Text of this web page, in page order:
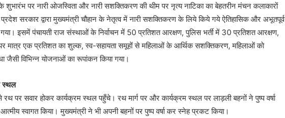
शुभारंभ पर नारी ओजस्विता और नारी सशक्तिकरण की थीम पर नृत्य नाटिका का बेहतरीन मंचन कलाकारों
में प्रदेश सरकार द्वारा मुख्यमंत्री चौहान के नेतृत्व में नारी सशक्तिकरण के लिये किये गये ऐतिहासिक और अभूतपूर्व
इसमें पंचायती राज संस्थाओं के निर्वाचन में 50 प्रतिशत आरक्षण, पुलिस भर्ती में 30 प्रतिशत आरक्षण,
मात्र एक प्रतिशत का शुल्क, स्व-सहायता समूहों से महिलाओं के आर्थिक सशक्तिकरण, महिलाओं को
जैसी विभिन्न योजनाओं का रूपांकन किया गया।
स्थल
पर सवार होकर कार्यक्रम स्थल पहुँचे। रथ मार्ग पर और कार्यक्रम स्थल पर लाड़ली बहनों ने पुष्प वर्षा
स्वागत किया। मुख्यमंत्री ने भी अपनी बहनों पर पुष्प वर्षा कर स्नेह प्रकट किया।